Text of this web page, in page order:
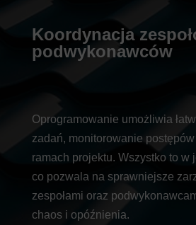
Koordynacja
podwykonawców
Oprogramowanie umożliwia
zadań, monitorowanie
ramach projektu. Wszystko to w
co pozwala na sprawniejsze
zespołami oraz
chaos i opóźnienia.